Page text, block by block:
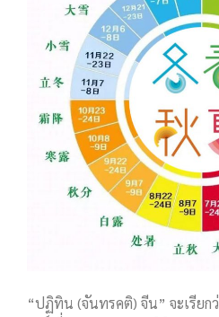
“ปฏิทิน (จันทรคติ) จีน” จะเรีย